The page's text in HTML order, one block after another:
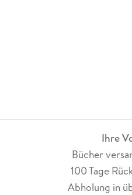
Ihre
Bücher
100 Tage
Abholung in